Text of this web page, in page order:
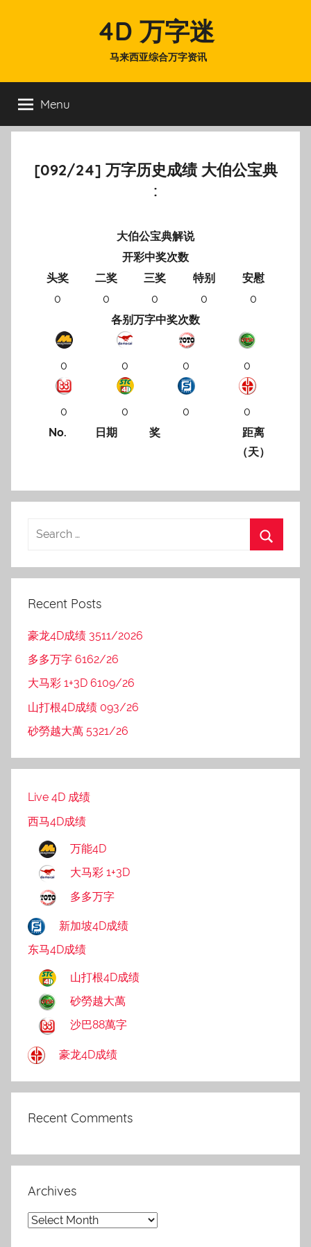
4D 万字迷
马来西亚综合万字资讯
Menu
[092/24] 万字历史成绩 大伯公宝典
:
大伯公宝典解说
开彩中奖次数
头奖
二奖 三奖 特别
安慰
0
0 0 0
0
各别万字中奖次数
0 0 0 0
0 0 0
0
No.
日期 奖
距离
（天）
Recent Posts
豪龙4D成绩 3511/2026
多多万字 6162/26
大马彩 1+3D 6109/26
山打根4D成绩 093/26
砂勞越大萬 5321/26
Live 4D 成绩
西马4D成绩
万能4D
大马彩 1+3D
多多万字
新加坡4D成绩
东马4D成绩
山打根4D成绩
砂勞越大萬
沙巴88萬字
豪龙4D成绩
Recent Comments
Archives
Archives